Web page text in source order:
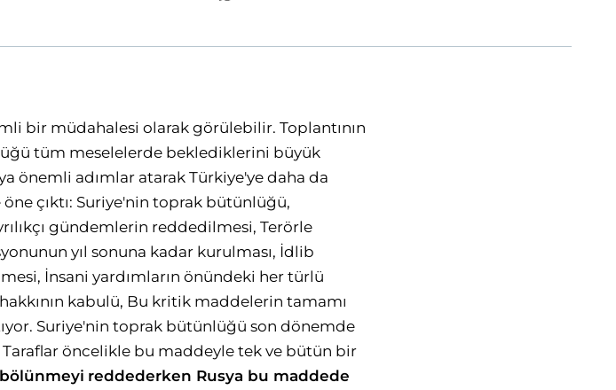
bir müdahalesi olarak görülebilir. Toplantının
tüm meselelerde beklediklerini büyük
önemli adımlar atarak Türkiye'ye daha da
çıktı: Suriye'nin toprak bütünlüğü,
gündemlerin reddedilmesi, Terörle
yıl sonuna kadar kurulması, İdlib
İnsani yardımların önündeki her türlü
kabulü, Bu kritik maddelerin tamamı
Suriye'nin toprak bütünlüğü son dönemde
öncelikle bu maddeyle tek ve bütün bir
reddederken Rusya bu maddede